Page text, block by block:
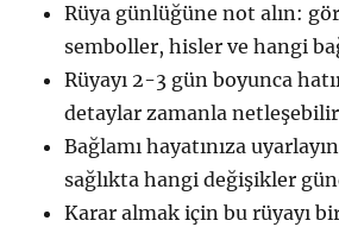
Rüya günlüğüne not alın:
semboller, hisler ve hangi
Rüyayı 2-3 gün boyunca
detaylar zamanla
Bağlamı hayatınıza
sağlıkta hangi değişikler
Karar almak için bu rüyayı